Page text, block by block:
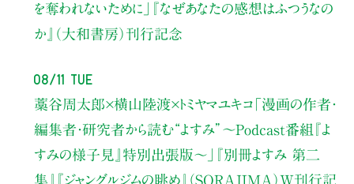
を奪われないために」
『なぜあなたの感想はふつうなの
か』（大和書房）刊行記念
08/11 Tue
藁谷周太郎×横山陸渡×トミヤマユキコ「漫画の作者・
編集者・研究者から読む“よすみ” 〜Podcast番組『よ
すみの様子見』特別出張版〜」
『別冊よすみ 第二
集』『ジャングルジムの眺め』（SORAJIMA）W刊行記